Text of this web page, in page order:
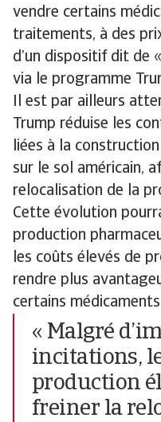
vendre certains
traitements, à des
d’un dispositif dit de
via le programme
Il est par ailleurs
Trump réduise les
liées à la
sur le sol américain,
relocalisation de la
Cette évolution
production
les coûts élevés de
rendre plus
certains
« Malgré
incitations,
production
freiner la